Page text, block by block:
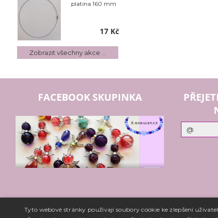
platina 160 mm
17 Kč
Zobrazit všechny akce ...
FACEBOOK SKUPINKA
Copyright ©
Tyto webové stránky používají soubory cookie ke zlepšení